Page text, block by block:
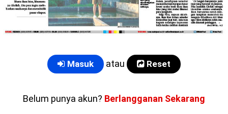
Masuk atau Reset
Belum punya akun? Berlangganan Sekarang